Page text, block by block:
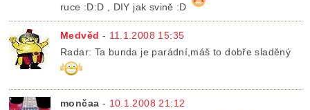
ruce :D:D , DIY jak svině :D
Medvěd - 11.1.2008 15:35
Radar: Ta bunda je parádní,máš to dobře sladěný
mončaa - 10.1.2008 21:12